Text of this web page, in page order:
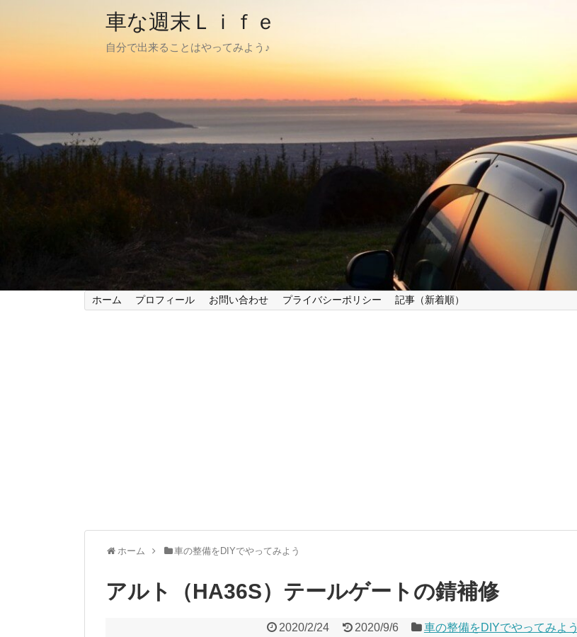
車な週末Ｌｉｆｅ
自分で出来ることはやってみよう♪
ホーム プロフィール お問い合わせ プライバシーポリシー 記事（新着順）
ホーム 車の整備をDIYでやってみよう
アルト（HA36S）テールゲートの錆補修
2020/2/24 2020/9/6 車の整備をDIYでやってみよう